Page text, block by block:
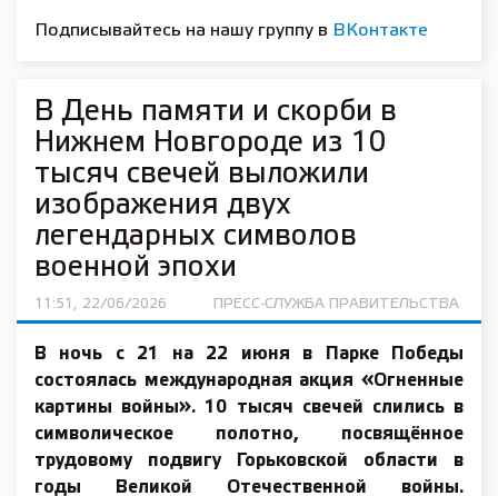
Подписывайтесь на нашу группу в ВКонтакте
В День памяти и скорби в
Нижнем Новгороде из 10
тысяч свечей выложили
изображения двух
легендарных символов
военной эпохи
11:51, 22/06/2026 ПРЕСС-СЛУЖБА ПРАВИТЕЛЬСТВА
В ночь с 21 на 22 июня в Парке Победы
состоялась международная акция «Огненные
картины войны». 10 тысяч свечей слились в
символическое полотно, посвящённое
трудовому подвигу Горьковской области в
годы Великой Отечественной войны.